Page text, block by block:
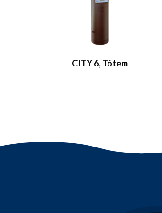
CITY 6, Tótem